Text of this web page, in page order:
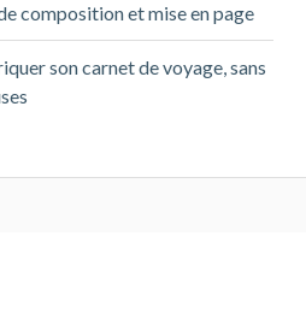
composition et mise en page
son carnet de voyage, sans